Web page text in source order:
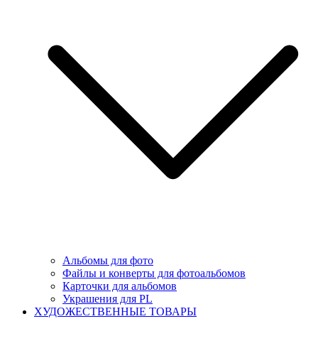
Альбомы для фото
Файлы и конверты для фотоальбомов
Карточки для альбомов
Украшения для PL
ХУДОЖЕСТВЕННЫЕ ТОВАРЫ